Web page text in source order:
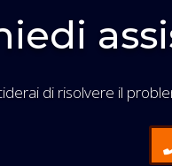
di risolvere il